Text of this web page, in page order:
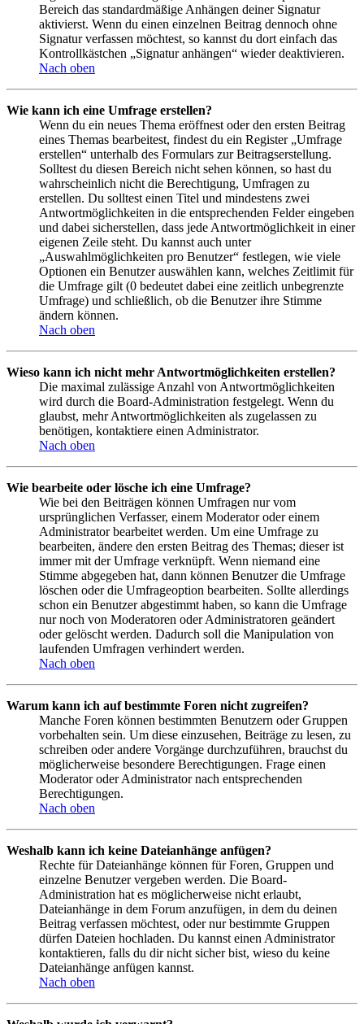
Bereich das standardmäßige Anhängen deiner Signatur
aktivierst. Wenn du einen einzelnen Beitrag dennoch ohne
Signatur verfassen möchtest, so kannst du dort einfach das
Kontrollkästchen „Signatur anhängen“ wieder deaktivieren.
Nach oben
Wie kann ich eine Umfrage erstellen?
Wenn du ein neues Thema eröffnest oder den ersten Beitrag
eines Themas bearbeitest, findest du ein Register „Umfrage
erstellen“ unterhalb des Formulars zur Beitragserstellung.
Solltest du diesen Bereich nicht sehen können, so hast du
wahrscheinlich nicht die Berechtigung, Umfragen zu
erstellen. Du solltest einen Titel und mindestens zwei
Antwortmöglichkeiten in die entsprechenden Felder eingeben
und dabei sicherstellen, dass jede Antwortmöglichkeit in einer
eigenen Zeile steht. Du kannst auch unter
„Auswahlmöglichkeiten pro Benutzer“ festlegen, wie viele
Optionen ein Benutzer auswählen kann, welches Zeitlimit für
die Umfrage gilt (0 bedeutet dabei eine zeitlich unbegrenzte
Umfrage) und schließlich, ob die Benutzer ihre Stimme
ändern können.
Nach oben
Wieso kann ich nicht mehr Antwortmöglichkeiten erstellen?
Die maximal zulässige Anzahl von Antwortmöglichkeiten
wird durch die Board-Administration festgelegt. Wenn du
glaubst, mehr Antwortmöglichkeiten als zugelassen zu
benötigen, kontaktiere einen Administrator.
Nach oben
Wie bearbeite oder lösche ich eine Umfrage?
Wie bei den Beiträgen können Umfragen nur vom
ursprünglichen Verfasser, einem Moderator oder einem
Administrator bearbeitet werden. Um eine Umfrage zu
bearbeiten, ändere den ersten Beitrag des Themas; dieser ist
immer mit der Umfrage verknüpft. Wenn niemand eine
Stimme abgegeben hat, dann können Benutzer die Umfrage
löschen oder die Umfrageoption bearbeiten. Sollte allerdings
schon ein Benutzer abgestimmt haben, so kann die Umfrage
nur noch von Moderatoren oder Administratoren geändert
oder gelöscht werden. Dadurch soll die Manipulation von
laufenden Umfragen verhindert werden.
Nach oben
Warum kann ich auf bestimmte Foren nicht zugreifen?
Manche Foren können bestimmten Benutzern oder Gruppen
vorbehalten sein. Um diese einzusehen, Beiträge zu lesen, zu
schreiben oder andere Vorgänge durchzuführen, brauchst du
möglicherweise besondere Berechtigungen. Frage einen
Moderator oder Administrator nach entsprechenden
Berechtigungen.
Nach oben
Weshalb kann ich keine Dateianhänge anfügen?
Rechte für Dateianhänge können für Foren, Gruppen und
einzelne Benutzer vergeben werden. Die Board-
Administration hat es möglicherweise nicht erlaubt,
Dateianhänge in dem Forum anzufügen, in dem du deinen
Beitrag verfassen möchtest, oder nur bestimmte Gruppen
dürfen Dateien hochladen. Du kannst einen Administrator
kontaktieren, falls du dir nicht sicher bist, wieso du keine
Dateianhänge anfügen kannst.
Nach oben